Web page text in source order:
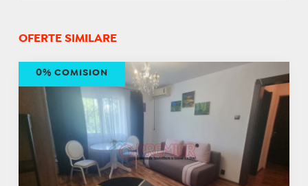
OFERTE SIMILARE
0% COMISION